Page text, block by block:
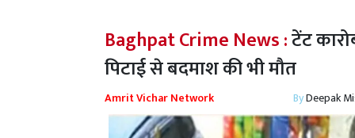
Baghpat Crime News :टेंट
पिटाई से बदमाश की भी मौत
Amrit Vichar Network ByDeepak